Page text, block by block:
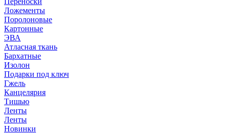
Ложементы
Поролоновые
Картонные
ЭВА
Атласная ткань
Бархатные
Изолон
Подарки под ключ
Гжель
Канцелярия
Тишью
Ленты
Ленты
Новинки